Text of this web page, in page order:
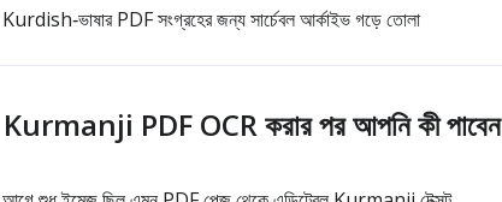
Kurdish‑ভাষার PDF সংগ্রহের জন্য সার্চেবল আর্কাইভ গড়ে তোলা
Kurmanji PDF OCR করার পর আপনি কী পাবেন